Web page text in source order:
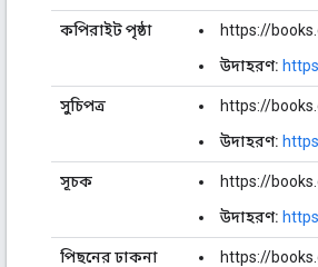
কপিরাইট পৃষ্ঠা https://
উদাহরণ:
সুচিপত্র https://
উদাহরণ:
সূচক https://
উদাহরণ:
পিছনের ঢাকনা https://